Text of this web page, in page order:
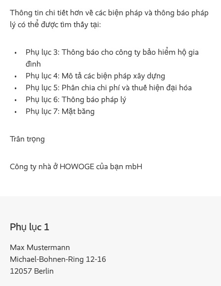
Thông tin chi tiết hơn về các biện pháp và thông báo pháp
lý có thể được tìm thấy tại:
Phụ lục 3: Thông báo cho công ty bảo hiểm hộ gia
đình
Phụ lục 4: Mô tả các biện pháp xây dựng
Phụ lục 5: Phân chia chi phí và thuế hiện đại hóa
Phụ lục 6: Thông báo pháp lý
Phụ lục 7: Mặt bằng
Trân trọng
Công ty nhà ở HOWOGE của bạn mbH
Phụ lục 1
Max Mustermann
Michael-Bohnen-Ring 12-16
12057 Berlin